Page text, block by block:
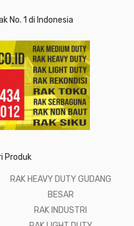
No. 1 di Indonesia
Produk
RAK HEAVY DUTY GUDANG
BESAR
RAK INDUSTRI